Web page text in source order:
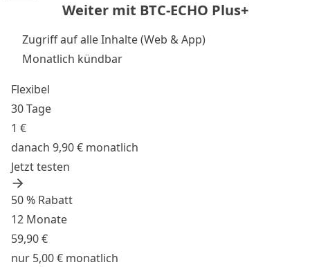
Weiter mit BTC-ECHO Plus+
Zugriff auf alle Inhalte (Web & App)
Monatlich kündbar
Flexibel
30 Tage
1 €
danach 9,90 € monatlich
Jetzt testen
50 % Rabatt
12 Monate
59,90 €
nur 5,00 € monatlich